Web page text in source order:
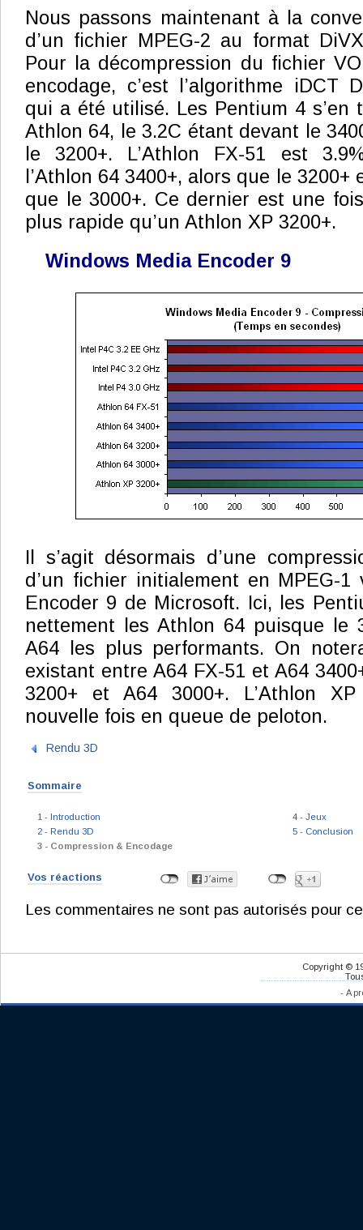
Nous passons maintenant à la
d’un fichier MPEG-2 au format
Pour la décompression du fichier
encodage, c’est l’algorithme iDCT
qui a été utilisé. Les Pentium 4 s’en
Athlon 64, le 3.2C étant devant le
le 3200+. L’Athlon FX-51 est
l’Athlon 64 3400+, alors que le
que le 3000+. Ce dernier est une
plus rapide qu’un Athlon XP 3200+.
Windows Media Encoder 9
Il s’agit désormais d’une
d’un fichier initialement en MPEG-1
Encoder 9 de Microsoft. Ici, les
nettement les Athlon 64 puisque le
A64 les plus performants. On
existant entre A64 FX-51 et A64
3200+ et A64 3000+. L’Athlon
nouvelle fois en queue de peloton.
Rendu 3D
Sommaire
1 - Introduction
2 - Rendu 3D
3 - Compression & Encodage
4 - Jeux
5 - Conclusion
Vos réactions
Les commentaires ne sont pas autorisés pour
Copyright ©
- A